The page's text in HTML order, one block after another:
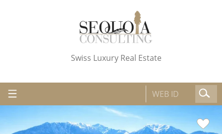
Swiss Luxury Real Estate